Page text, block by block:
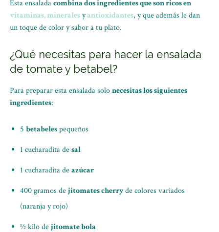
Esta ensaladacombina dos ingredientes que son ricos en
vitaminas, mineralesyantioxidantes, y que además le dan
un toque de color y sabor a tu plato.
¿Qué necesitas para hacer la ensalada
de tomate y betabel?
Para preparar esta ensalada solonecesitas los siguientes
ingredientes:
5 betabelespequeños
1 cucharadita desal
1 cucharadita deazúcar
400 gramos dejitomates cherryde colores variados
(naranja y rojo)
½ kilo dejitomate bola